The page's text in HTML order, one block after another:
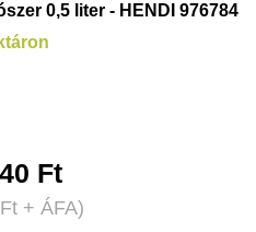
0,5 liter - HENDI 976784
Ft
Ft+ ÁFA)